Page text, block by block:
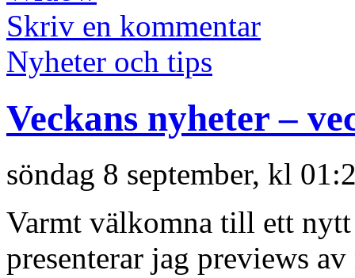
Skriv en kommentar
Nyheter och tips
Veckans nyheter –
söndag 8 september, kl
Varmt välkomna till ett
presenterar jag previews